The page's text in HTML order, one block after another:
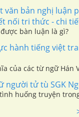
văn bản nghị luận
nối tri thức - chi
bàn luận là gì?
hành tiếng việt
của các từ ngữ Hán
người tử tù SGK
huống truyện